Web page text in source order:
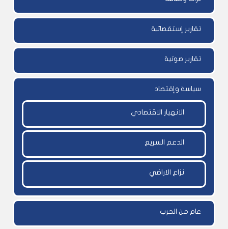
تقارير إستقصائية
تقارير صوتية
سياسة وإقتصاد
الانهيار الاقتصادي
الدعم السريع
نزاع الاراضي
عام من الحرب